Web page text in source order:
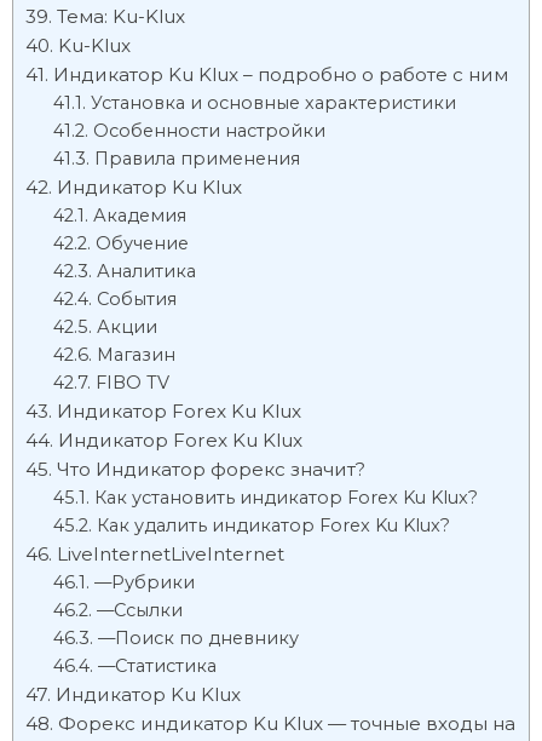
Тема: Ku-Klux
Ku-Klux
Индикатор Ku Klux – подробно о работе с ним
Установка и основные характеристики
Особенности настройки
Правила применения
Индикатор Ku Klux
Академия
Обучение
Аналитика
События
Акции
Магазин
FIBO TV
Индикатор Forex Ku Klux
Индикатор Forex Ku Klux
Что Индикатор форекс значит?
Как установить индикатор Forex Ku Klux?
Как удалить индикатор Forex Ku Klux?
LiveInternetLiveInternet
—Рубрики
—Ссылки
—Поиск по дневнику
—Статистика
Индикатор Ku Klux
Форекс индикатор Ku Klux — точные входы на